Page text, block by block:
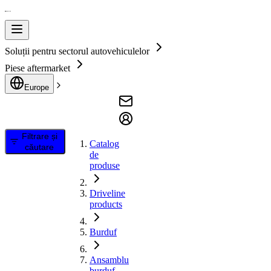
Soluții pentru sectorul autovehiculelor
Piese aftermarket
Europe
Filtrare și
căutare
Catalog
de
produse
Driveline
products
Burduf
Ansamblu